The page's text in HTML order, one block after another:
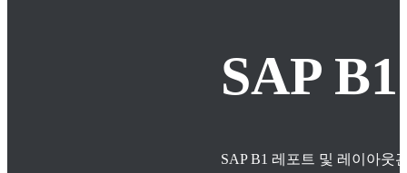
SAP
SAP B1 레포트 및 레이아웃